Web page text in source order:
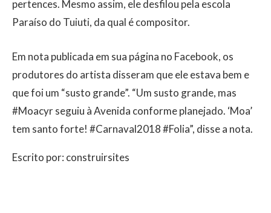
pertences. Mesmo assim, ele desfilou pela escola
Paraíso do Tuiuti, da qual é compositor.
Em nota publicada em sua página no Facebook, os
produtores do artista disseram que ele estava bem e
que foi um “susto grande”. “Um susto grande, mas
#Moacyr seguiu à Avenida conforme planejado. ‘Moa’
tem santo forte! #Carnaval2018 #Folia”, disse a nota.
Escrito por: construirsites